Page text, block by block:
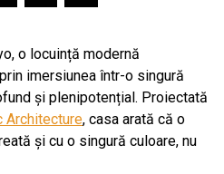
o locuință modernă
imersiunea într-o singură
și plenipotențial. Proiectată
Architecture, casa arată că o
și cu o singură culoare, nu